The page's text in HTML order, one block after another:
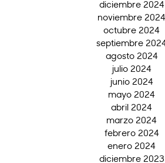
diciembre 2024
noviembre 2024
octubre 2024
septiembre
agosto 2024
julio 2024
junio 2024
mayo 2024
abril 2024
marzo 2024
febrero 2024
enero 2024
diciembre 2023